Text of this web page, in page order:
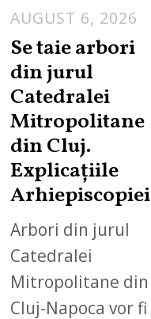
AUGUST 6, 2026
Se taie arbori
din jurul
Catedralei
Mitropolitane
din Cluj.
Explicațiile
Arhiepiscopiei
Arbori din jurul
Catedralei
Mitropolitane din
Cluj-Napoca vor fi